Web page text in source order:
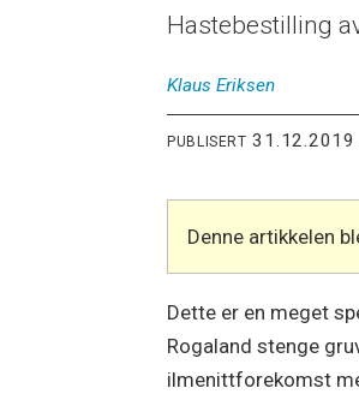
Hastebestilling
Klaus Eriksen
PUBLISERT
Denne artikkelen
Dette er en meget
Rogaland stenge
ilmenittforekomst